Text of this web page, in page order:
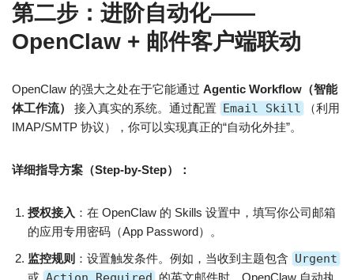
第二步：进阶自动化——
OpenClaw + 邮件客户端联动
OpenClaw 的强大之处在于它能通过 Agentic Workflow（智能
体工作流）
接入真实的系统。通过配置 Email Skill
（利用
IMAP/SMTP 协议），你可以实现真正的“自动化外挂”。
详细指导方案（Step-by-Step）：
授权接入 ：在 OpenClaw 的 Skills 设置中，填写你公司邮箱
的应用专用密码（App Password）。
监控规则 ：设置触发条件。例如，当收到主题包含 Urgent
或 的英文邮件时，OpenClaw 自动执